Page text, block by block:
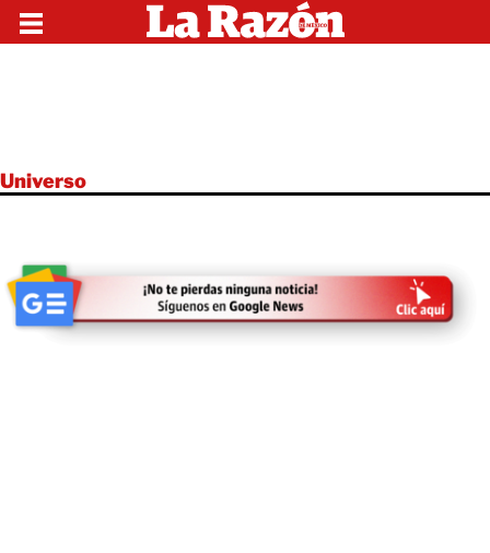
Universo